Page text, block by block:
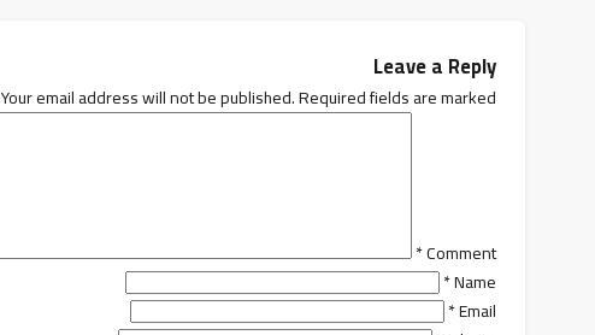
Hacklink panel
Hacklink panel
Hacklink panel
Hacklink panel
Hacklink panel
Leave a Reply
Your email address will not be published.Required fields are marked
Comment
*
Name
*
Email
*